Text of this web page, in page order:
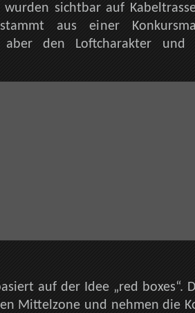
wurden sichtbar auf
aus einer
aber den Loftcharakter
auf der Idee „red boxes“.
Mittelzone und nehmen die